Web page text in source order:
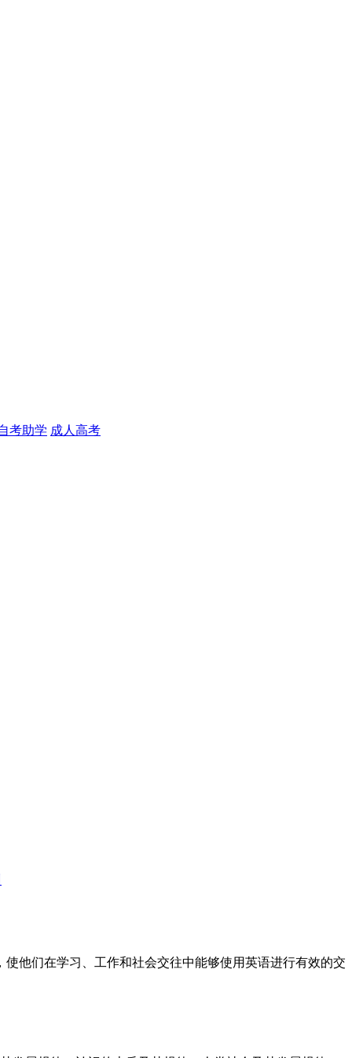
考助学 成人高考
他们在学习、工作和社会交往中能够使用英语进行有效的交